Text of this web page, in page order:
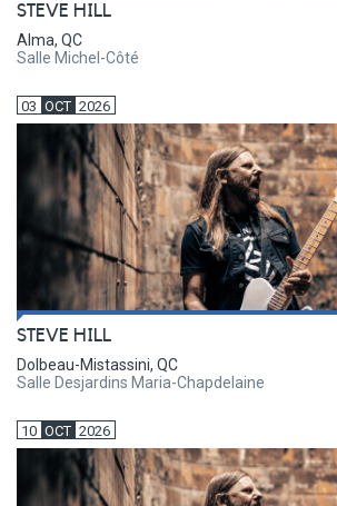
STEVE HILL
Alma, QC
Salle Michel-Côté
03 OCT 2026
STEVE HILL
Dolbeau-Mistassini, QC
Salle Desjardins Maria-Chapdelaine
10 OCT 2026